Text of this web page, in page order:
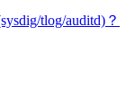
tlog/auditd)？